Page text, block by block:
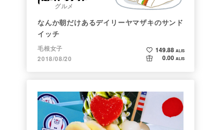
グルメ
なんか朝だけあるデイリーヤマザキのサンド
イッチ
毛根女子
2018/08/20
149.88 ALIS
0.00 ALIS